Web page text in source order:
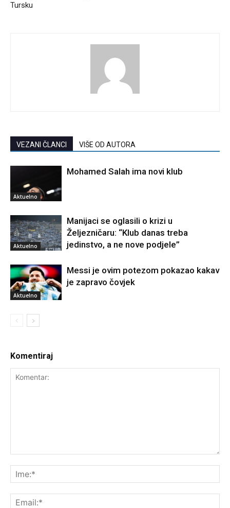
Tursku
VEZANI ČLANCI VIŠE OD AUTORA
Aktuelno
Mohamed Salah ima novi klub
Aktuelno
Manijaci se oglasili o krizi u
Željezničaru: “Klub danas treba
jedinstvo, a ne nove podjele”
Aktuelno
Messi je ovim potezom pokazao kakav
je zapravo čovjek
Komentiraj